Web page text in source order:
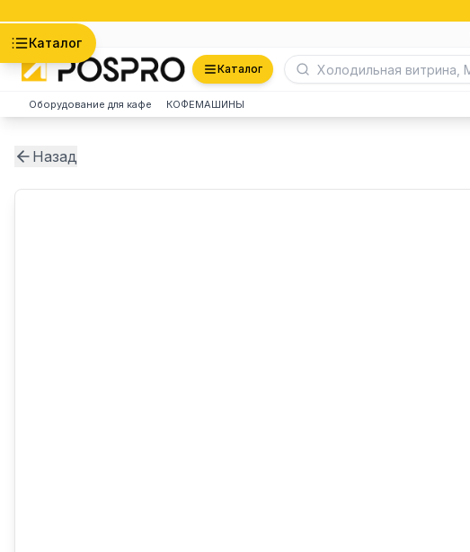
Каталог
Каталог
Оборудование для кафе КОФЕМАШИНЫ
Назад